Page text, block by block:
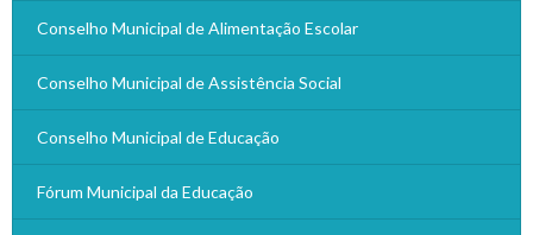
Conselho Municipal de Alimentação Escolar
Conselho Municipal de Assistência Social
Conselho Municipal de Educação
Fórum Municipal da Educação